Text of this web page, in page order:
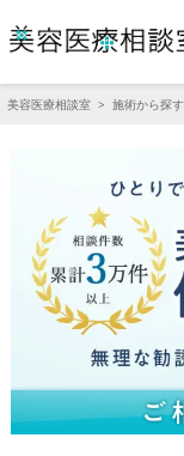
美容医療相談室 > 施術から探す